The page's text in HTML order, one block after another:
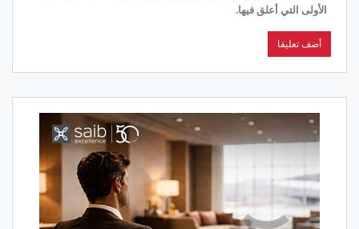
الأولى التي أعلق فيها.